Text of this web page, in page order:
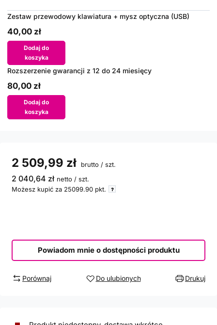
Zestaw przewodowy klawiatura + mysz optyczna (USB)
40,00 zł
Dodaj do
koszyka
Rozszerzenie gwarancji z 12 do 24 miesięcy
80,00 zł
Dodaj do
koszyka
2 509,99 zł brutto / szt.
2 040,64 zł netto / szt.
Możesz kupić za 25099.90 pkt.
Powiadom mnie o dostępności produktu
Porównaj Do ulubionych Drukuj